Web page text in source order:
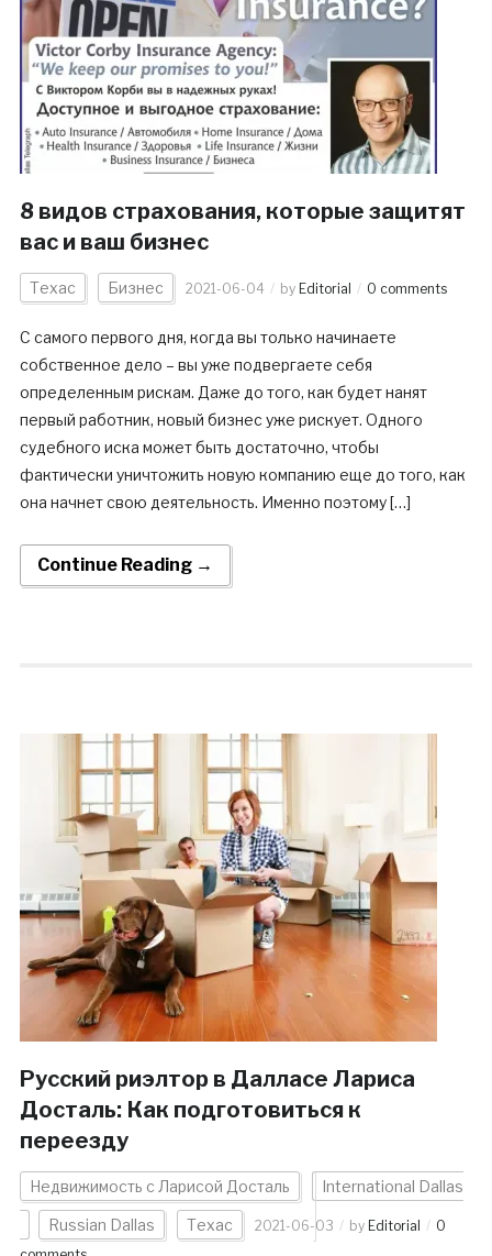
8 видов страхования, которые защитят
вас и ваш бизнес
Техас Бизнес 2021-06-04 by Editorial 0 comments
С самого первого дня, когда вы только начинаете
собственное дело – вы уже подвергаете себя
определенным рискам. Даже до того, как будет нанят
первый работник, новый бизнес уже рискует. Одного
судебного иска может быть достаточно, чтобы
фактически уничтожить новую компанию еще до того, как
она начнет свою деятельность. Именно поэтому […]
Continue Reading →
Русский риэлтор в Далласе Лариса
Досталь: Как подготовиться к
переезду
Недвижимость с Ларисой Досталь International Dallas
Russian Dallas Техас 2021-06-03 by Editorial
0